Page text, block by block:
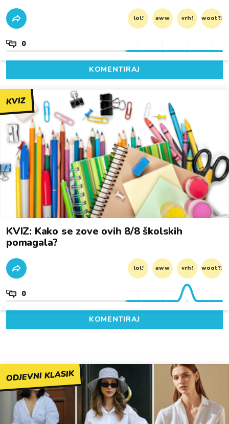
lol! aww vrh! woot?!
0
KOMENTIRAJ
KVIZ
KVIZ: Kako se zove ovih 8/8 školskih
pomagala?
lol! aww vrh! woot?!
0
KOMENTIRAJ
ODJEVNI KLASIK